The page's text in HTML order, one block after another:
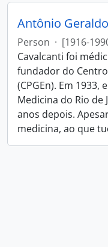
Antônio
Person · [1916-
Cavalcanti foi
fundador do
(CPGEn). Em
Medicina do Rio de
anos depois.
medicina, ao que